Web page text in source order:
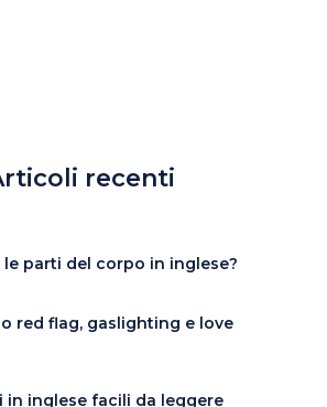
recenti
le parti del corpo in inglese?
red flag, gaslighting e love
in inglese facili da leggere